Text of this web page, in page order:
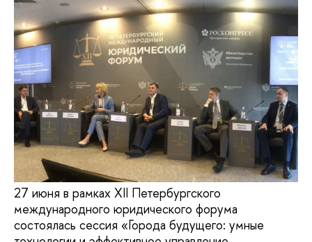
27 июня в рамках XII Петербургского
международного юридического форума
состоялась сессия «Города будущего: умные